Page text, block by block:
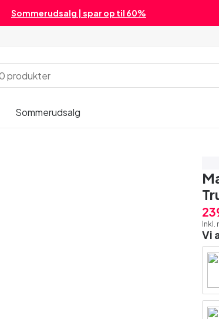
Sommerudsalg | spar op til 60%
Sommerudsalg
Inkl.
Vi